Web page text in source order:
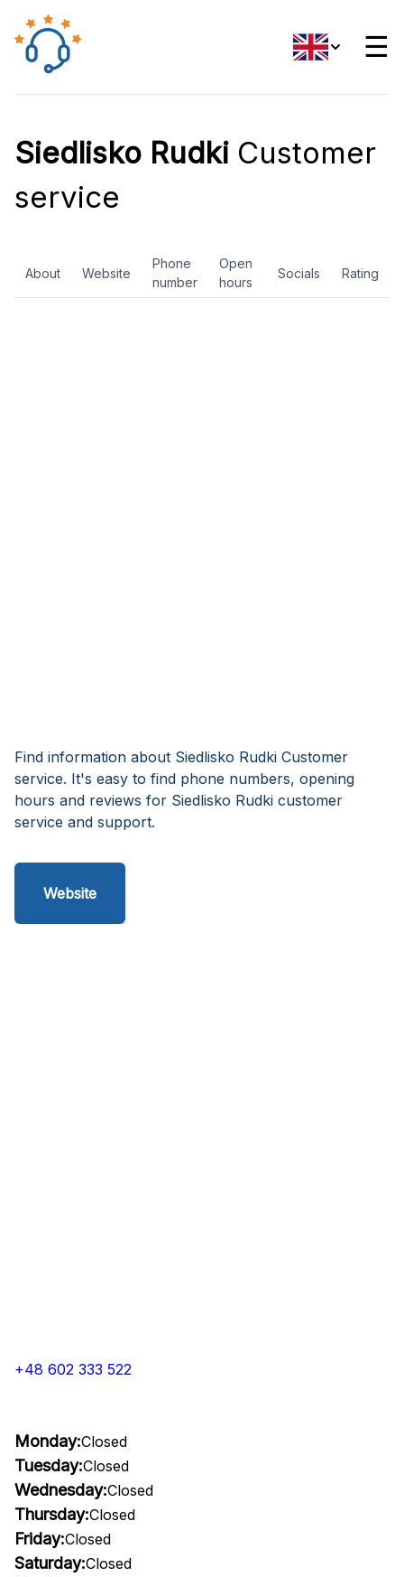
☰
Siedlisko Rudki Customer
service
About Website
Phone
number
Open
hours
Socials Rating
Find information about Siedlisko Rudki Customer
service. It's easy to find phone numbers, opening
hours and reviews for Siedlisko Rudki customer
service and support.
Website
+48 602 333 522
Monday:Closed
Tuesday:Closed
Wednesday:Closed
Thursday:Closed
Friday:Closed
Saturday:Closed